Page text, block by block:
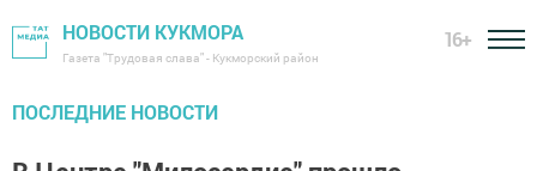
НОВОСТИ КУКМОРА
Газета "Трудовая слава" - Кукморский район
16+
ПОСЛЕДНИЕ НОВОСТИ